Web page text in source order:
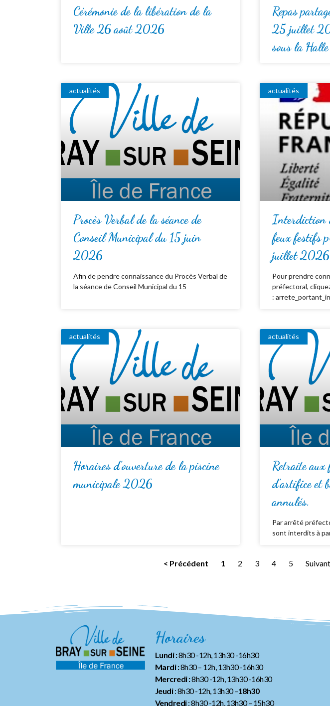
Cérémonie de la libération de la
Ville 26 août 2026
Repas
25 juillet
sous la Halle
actualités
Procès Verbal de la séance de
Conseil Municipal du 15 juin
2026
Afin de pendre connaissance du Procès Verbal de
la séance de Conseil Municipal du 15
actualités
Interdiction
feux festifs
juillet 2026
Pour prendre
préfectoral,
:
actualités
Horaires d’ouverture de la piscine
municipale 2026
actualités
Retraite aux
d’artifice et
annulés.
Par arrêté
sont interdits à
< Précédent 1 2 3 4 5
Horaires
Lundi :8h30 -12h, 13h30 -16h30
Mardi :8h30 – 12h, 13h30 -16h30
Mercredi :8h30 -12h, 13h30 -16h30
Jeudi: 8h30 -12h, 13h30 –18h30
Vendredi: 8h30 -12h, 13h30– 15h30